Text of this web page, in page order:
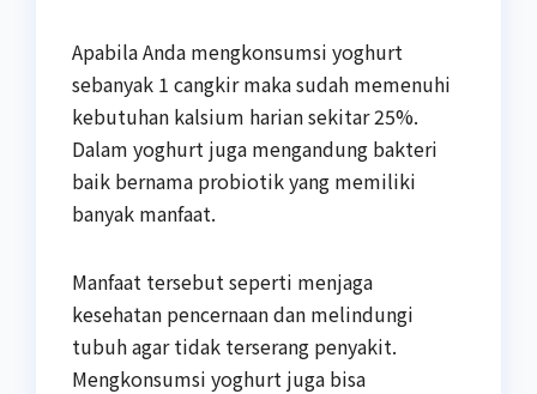
Apabila Anda mengkonsumsi yoghurt
sebanyak 1 cangkir maka sudah memenuhi
kebutuhan kalsium harian sekitar 25%.
Dalam yoghurt juga mengandung bakteri
baik bernama probiotik yang memiliki
banyak manfaat.
Manfaat tersebut seperti menjaga
kesehatan pencernaan dan melindungi
tubuh agar tidak terserang penyakit.
Mengkonsumsi yoghurt juga bisa